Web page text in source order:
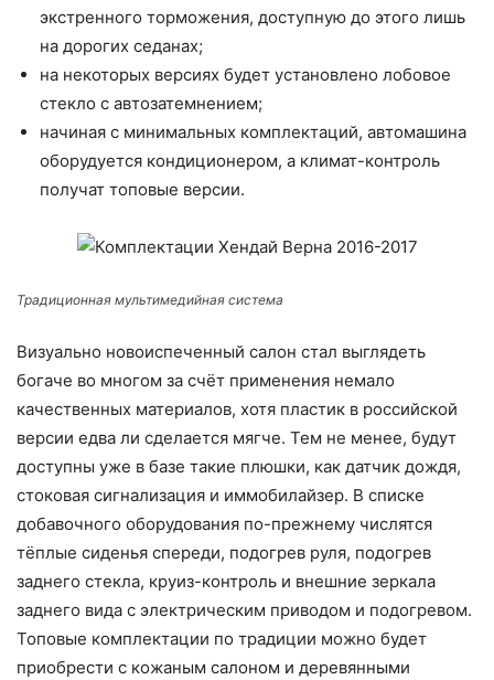
экстренного торможения, доступную до этого лишь
на дорогих седанах;
на некоторых версиях будет установлено лобовое
стекло с автозатемнением;
начиная с минимальных комплектаций, автомашина
оборудуется кондиционером, а климат-контроль
получат топовые версии.
Традиционная мультимедийная система
Визуально новоиспеченный салон стал выглядеть
богаче во многом за счёт применения немало
качественных материалов, хотя пластик в российской
версии едва ли сделается мягче. Тем не менее, будут
доступны уже в базе такие плюшки, как датчик дождя,
стоковая сигнализация и иммобилайзер. В списке
добавочного оборудования по-прежнему числятся
тёплые сиденья спереди, подогрев руля, подогрев
заднего стекла, круиз-контроль и внешние зеркала
заднего вида с электрическим приводом и подогревом.
Топовые комплектации по традиции можно будет
приобрести с кожаным салоном и деревянными